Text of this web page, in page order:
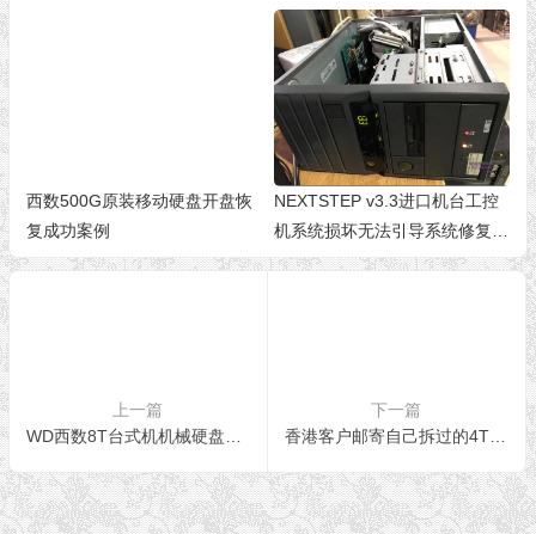
库数据恢复成功
西数500G原装移动硬盘开盘恢
复成功案例
NEXTSTEP v3.3进口机台工控
机系统损坏无法引导系统修复成
功
上一篇
下一篇
香港客户邮寄自己拆过的4T西数移动硬盘完整恢复案列